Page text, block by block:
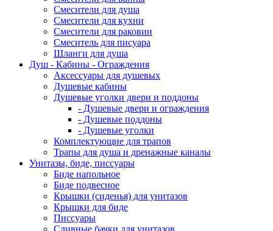
Смесители для душа
Смесители для кухни
Смесители для раковин
Смеситель для писуара
Шланги для душа
Душ - Кабины - Ограждения
Аксессуары для душевых
Душевые кабины
Душевые уголки двери и поддоны
- Душевые двери и ограждения
- Душевые поддоны
- Душевые уголки
Комплектующие для трапов
Трапы для душа и дренажные каналы
Унитазы, биде, писсуары
Биде напольное
Биде подвесное
Крышки (сиденья) для унитазов
Крышки для биде
Писсуары
Сливные бачки для унитазов